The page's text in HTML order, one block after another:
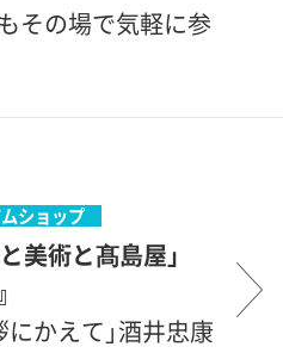
て梅原龍三郎が描
その場で気軽に参
ショップ
と美術と髙島屋」
にかえて」酒井忠康